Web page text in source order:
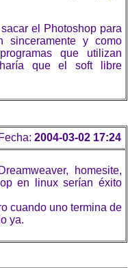
el Photoshop para
sinceramente y como
que utilizan
que el soft libre
Fecha: 2004-03-02 17:24
homesite,
en linux serían éxito
cuando uno termina de
ya.